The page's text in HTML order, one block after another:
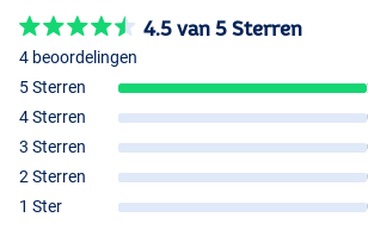
4.5 van 5 Sterren
4 beoordelingen
5 Sterren
4 Sterren
3 Sterren
2 Sterren
1 Ster